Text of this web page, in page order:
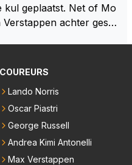
kul geplaatst. Net of Mo
achter geslo
COUREURS
Lando Norris
Oscar Piastri
George Russell
Andrea Kimi Antonelli
Max Verstappen